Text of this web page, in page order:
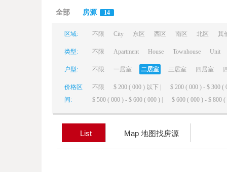
全部 房源 14
区域: 不限 City 东区 西区 南区 北区 其
类型: 不限 Apartment House Townhouse Unit
户型: 不限 一居室 二居室 三居室 四居室
价格区
间:
不限 $ 200 ( 000 ) 以下 |
$ 200 ( 000 ) - $ 300 (
$ 500 ( 000 ) - $ 600 ( 000 ) |
$ 600 ( 000 ) - $ 800 (
List Map 地图找房源